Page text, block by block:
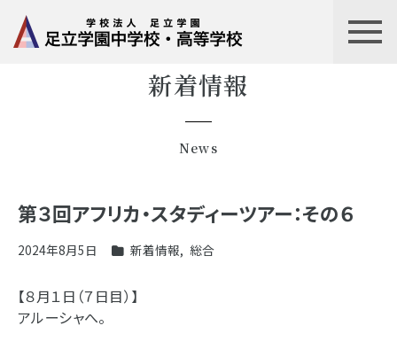
新着情報
News
第３回アフリカ・スタディーツアー：その６
2024年8月5日 新着情報, 総合
【８月１日（７日目）】
アルーシャへ。